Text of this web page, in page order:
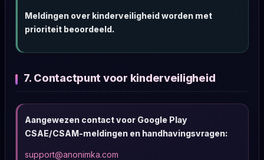
Meldingen over kinderveiligheid worden met
prioriteit beoordeeld.
7. Contactpunt voor kinderveiligheid
Aangewezen contact voor Google Play
CSAE/CSAM-meldingen en handhavingsvragen:
support@anonimka.com